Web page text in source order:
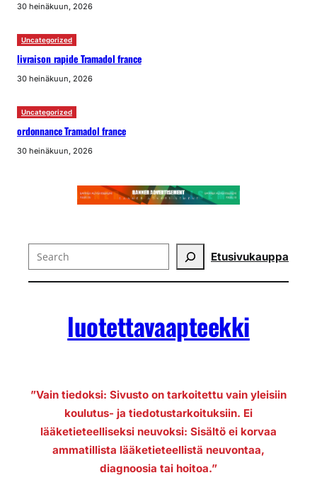
30 heinäkuun, 2026
Uncategorized
livraison rapide Tramadol france
30 heinäkuun, 2026
Uncategorized
ordonnance Tramadol france
30 heinäkuun, 2026
Search Etusivukauppa
luotettavaapteekki
”Vain tiedoksi: Sivusto on tarkoitettu vain yleisiin
koulutus- ja tiedotustarkoituksiin. Ei
lääketieteelliseksi neuvoksi: Sisältö ei korvaa
ammatillista lääketieteellistä neuvontaa,
diagnoosia tai hoitoa.”